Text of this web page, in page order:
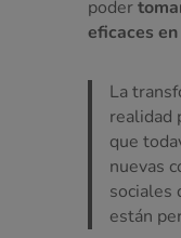
poder
eficaces
La
realidad
que
nuevas
sociales
están